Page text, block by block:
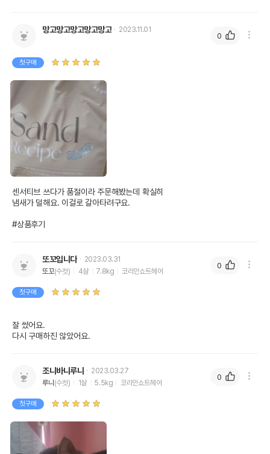
망고망고망고망고망고 2023.11.01
첫구매
센서티브 쓰다가 품절이라 주문해봤는데 확실히
냄새가 덜해요. 이걸로 갈아타려구요.
#상품후기
0
또꼬입니다
2023.03.31
또꼬(수컷) 4살 7.8kg 코리안쇼트헤어
첫구매
잘 썼어요.
다시 구매하진 않았어요.
0
조니바니루니
2023.03.27
루니 (수컷) 1살 5.5kg 코리안쇼트헤어
첫구매
0